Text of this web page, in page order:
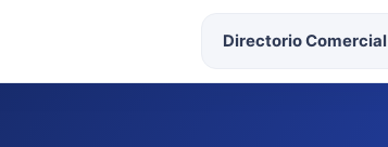
Directorio Comercial